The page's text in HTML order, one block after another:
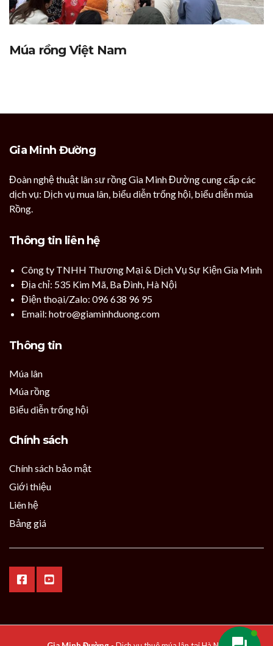
Múa rồng Việt Nam
Gia Minh Đường
Đoàn nghệ thuật lân sư rồng Gia Minh Đường cung cấp các
dịch vụ: Dịch vụ mua lân, biểu diễn trống hội, biểu diễn múa
Rồng.
Thông tin liên hệ
Công ty TNHH Thương Mại & Dịch Vụ Sự Kiện Gia Minh
Địa chỉ: 535 Kim Mã, Ba Đình, Hà Nội
Điện thoại/Zalo: 096 638 96 95
Email: hotro@giaminhduong.com
Thông tin
Múa lân
Múa rồng
Biểu diễn trống hội
Chính sách
Chính sách bảo mật
Giới thiệu
Liên hệ
Bảng giá